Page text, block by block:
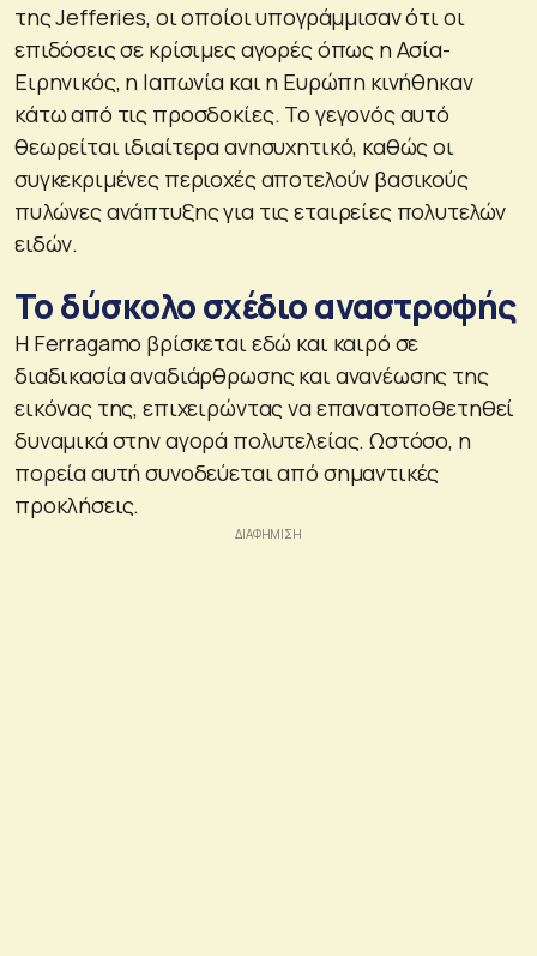
της Jefferies, οι οποίοι υπογράμμισαν ότι οι
επιδόσεις σε κρίσιμες αγορές όπως η Ασία-
Ειρηνικός, η Ιαπωνία και η Ευρώπη κινήθηκαν
κάτω από τις προσδοκίες. Το γεγονός αυτό
θεωρείται ιδιαίτερα ανησυχητικό, καθώς οι
συγκεκριμένες περιοχές αποτελούν βασικούς
πυλώνες ανάπτυξης για τις εταιρείες πολυτελών
ειδών.
Το δύσκολο σχέδιο αναστροφής
Η Ferragamo βρίσκεται εδώ και καιρό σε
διαδικασία αναδιάρθρωσης και ανανέωσης της
εικόνας της, επιχειρώντας να επανατοποθετηθεί
δυναμικά στην αγορά πολυτελείας. Ωστόσο, η
πορεία αυτή συνοδεύεται από σημαντικές
προκλήσεις.